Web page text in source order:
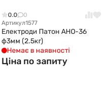
0.0
0
Артикул1577
Електроди Патон АНО-36
ф3мм (2.5кг)
Немає в наявності
Ціна по запиту